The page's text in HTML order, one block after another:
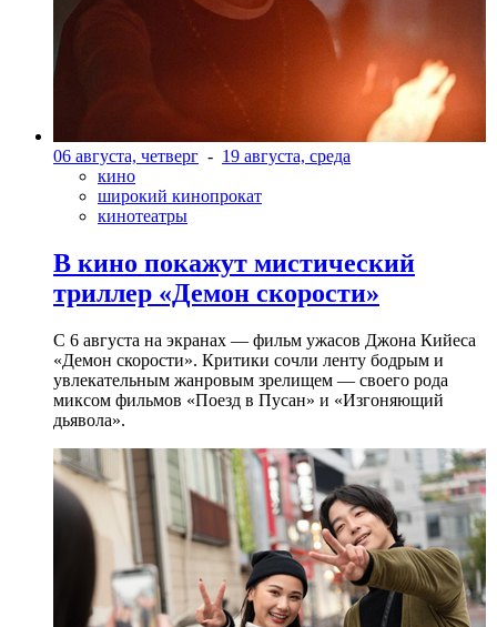
06 августа, четверг - 19 августа, среда
кино
широкий кинопрокат
кинотеатры
В кино покажут мистический
триллер «Демон скорости»
С 6 августа на экранах — фильм ужасов Джона Кийеса
«Демон скорости». Критики сочли ленту бодрым и
увлекательным жанровым зрелищeм — своего рода
миксом фильмов «Поезд в Пусан» и «Изгоняющий
дьявола».